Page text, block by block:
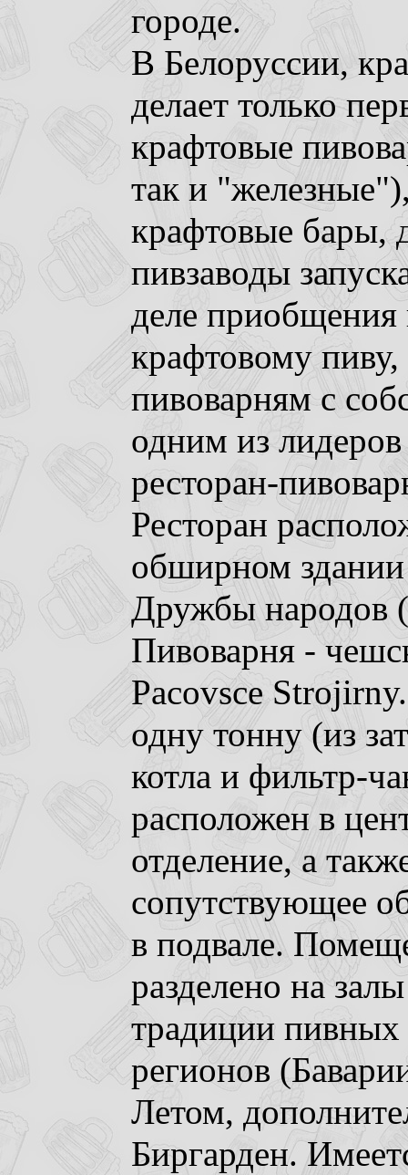
городе.
В Белоруссии,
делает только
крафтовые
так и
крафтовые бары,
пивзаводы
деле приобщения
крафтовому
пивоварням с
одним из лидеров
ресторан-
Ресторан
обширном
Дружбы народов
Пивоварня -
Pacovsce
одну тонну (из
котла и фильтр-
расположен в
отделение, а
сопутствующее
в подвале.
разделено на
традиции
регионов
Летом,
Биргарден.